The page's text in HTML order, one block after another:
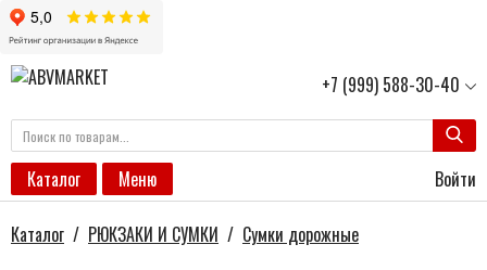
+7 (999) 588-30-40
Каталог Меню Войти
Каталог / РЮКЗАКИ И СУМКИ / Сумки дорожные